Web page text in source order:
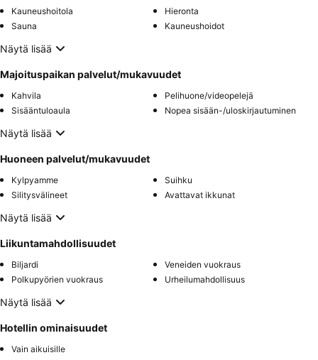
Kauneushoitola
Hieronta
Sauna
Kauneushoidot
Näytä lisää
Majoituspaikan palvelut/mukavuudet
Kahvila
Pelihuone/videopelejä
Sisääntuloaula
Nopea sisään-/uloskirjautuminen
Näytä lisää
Huoneen palvelut/mukavuudet
Kylpyamme
Suihku
Silitysvälineet
Avattavat ikkunat
Näytä lisää
Liikuntamahdollisuudet
Biljardi
Veneiden vuokraus
Polkupyörien vuokraus
Urheilumahdollisuus
Näytä lisää
Hotellin ominaisuudet
Vain aikuisille